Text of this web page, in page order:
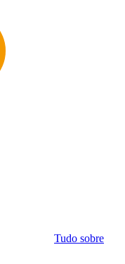
Tudo sobre